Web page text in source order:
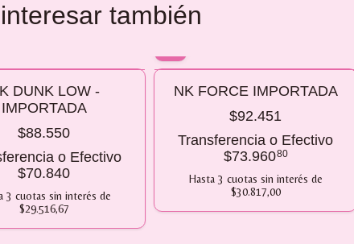
también
2 O MÁS
DUNK LOW -
IMPORTADA
$88.550
o Efectivo
$70.840
3 cuotas sin interés de
$29.516,67
COMPRANDO 2 O MÁS
NK FORCE IMPORTADA
$92.451
Transferencia o Efectivo
$73.96080
Hasta 3 cuotas sin interés de
$30.817,00